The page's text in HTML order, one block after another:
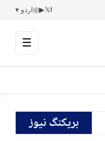
f
𝕏
▶
◎اردو ▾
☰
بریکنگ نیوز